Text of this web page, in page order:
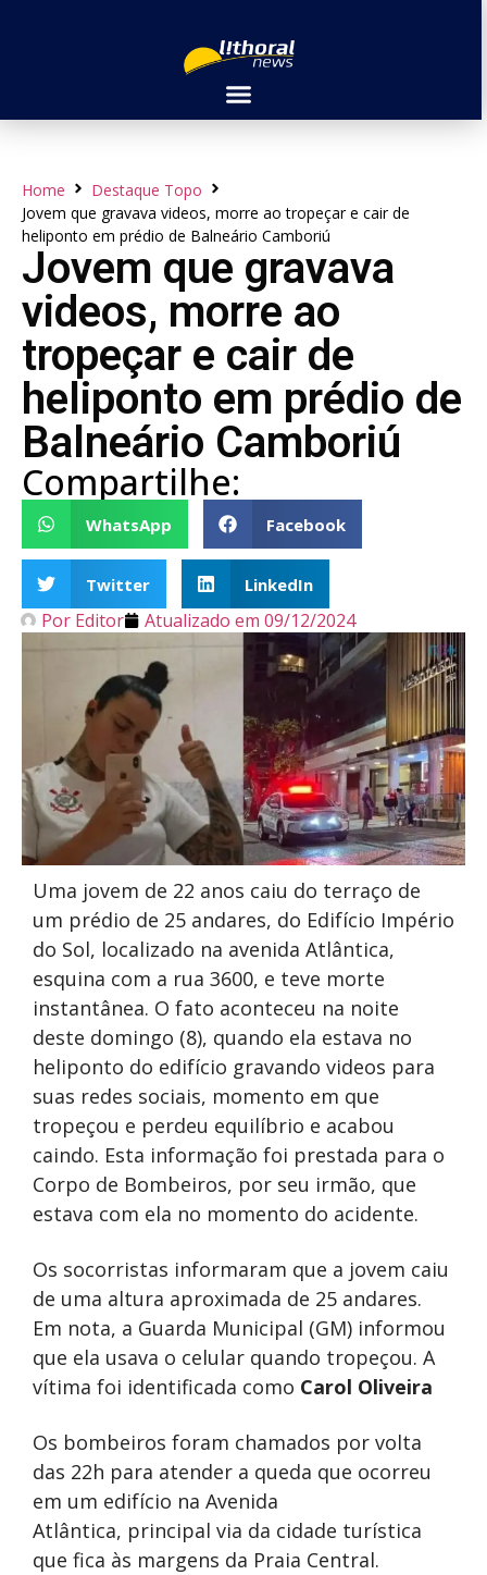
Home
Destaque Topo
Jovem que gravava videos, morre ao tropeçar e cair de
heliponto em prédio de Balneário Camboriú
Jovem que gravava
videos, morre ao
tropeçar e cair de
heliponto em prédio de
Balneário Camboriú
Compartilhe:
WhatsApp Facebook
Twitter LinkedIn
Por Editor Atualizado em 09/12/2024
Uma jovem de 22 anos caiu do terraço de
um prédio de 25 andares, do Edifício Império
do Sol, localizado na avenida Atlântica,
esquina com a rua 3600, e teve morte
instantânea. O fato aconteceu na noite
deste domingo (8), quando ela estava no
heliponto do edifício gravando videos para
suas redes sociais, momento em que
tropeçou e perdeu equilíbrio e acabou
caindo. Esta informação foi prestada para o
Corpo de Bombeiros, por seu irmão, que
estava com ela no momento do acidente.
Os socorristas informaram que a jovem caiu
de uma altura aproximada de 25 andares.
Em nota, a Guarda Municipal (GM) informou
que ela usava o celular quando tropeçou. A
vítima foi identificada como Carol Oliveira
Os bombeiros foram chamados por volta
das 22h para atender a queda que ocorreu
em um edifício na Avenida
Atlântica, principal via da cidade turística
que fica às margens da Praia Central.